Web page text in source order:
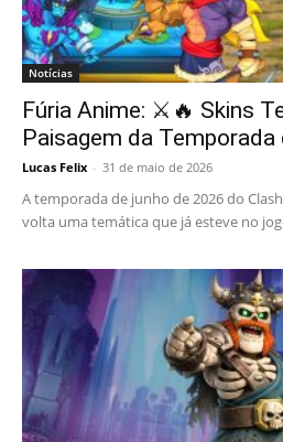
Notícias
Fúria Anime: ⚔️🔥 Skins
Paisagem da Temporada
Lucas Felix - 31 de maio de 2026
A temporada de junho de 2026 do
volta uma temática que já esteve no